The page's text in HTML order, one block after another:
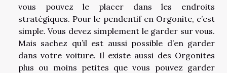
vous pouvez le placer dans les endroits
stratégiques. Pour le pendentif en Orgonite, c’est
simple. Vous devez simplement le garder sur vous.
Mais sachez qu’il est aussi possible d’en garder
dans votre voiture. Il existe aussi des Orgonites
plus ou moins petites que vous pouvez garder